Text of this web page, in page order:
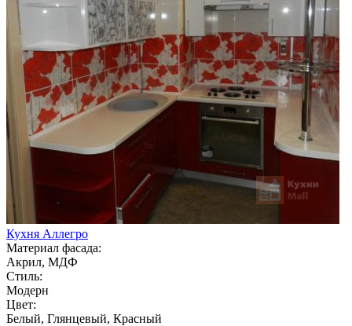
Кухня Аллегро
Материал фасада:
Акрил, МДФ
Стиль:
Модерн
Цвет:
Белый, Глянцевый, Красный